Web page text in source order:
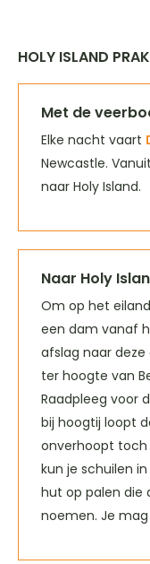
HOLY ISLAND
Met de
Elke nacht vaart
Newcastle.
naar Holy Island.
Naar Holy
Om op het
een dam vanaf
afslag naar deze
ter hoogte van
Raadpleeg voor
bij hoogtij loopt
onverhoopt
kun je schuilen
hut op palen die
noemen. Je